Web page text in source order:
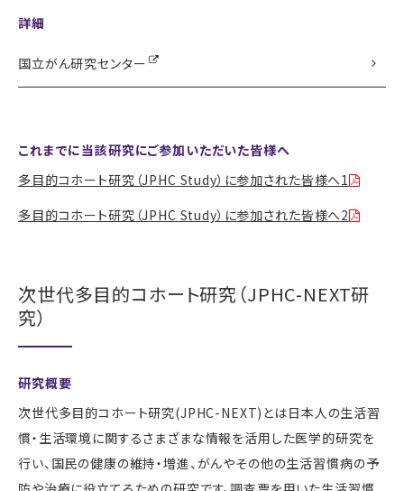
詳細
国立がん研究センター
これまでに当該研究にご参加いただいた皆様へ
多目的コホート研究（JPHC Study）に参加された皆様へ1
多目的コホート研究（JPHC Study）に参加された皆様へ2
次世代多目的コホート研究（JPHC-NEXT研
究）
研究概要
次世代多目的コホート研究(JPHC-NEXT)とは日本人の生活習
慣・生活環境に関するさまざまな情報を活用した医学的研究を
行い、国民の健康の維持・増進、がんやその他の生活習慣病の予